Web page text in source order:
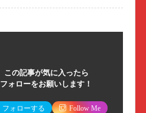
この記事が気に入ったら
フォローをお願いします！
フォローする Follow Me